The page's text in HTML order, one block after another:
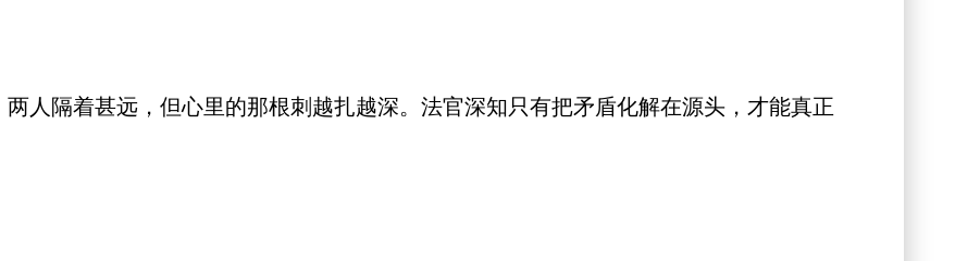
隔着甚远，但心里的那根刺越扎越深。法官深知只有把矛盾化解在源头，才能真正